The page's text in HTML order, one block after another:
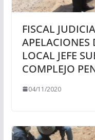
FISCAL
APELACIONES
LOCAL JEFE
COMPLEJO
04/11/2020